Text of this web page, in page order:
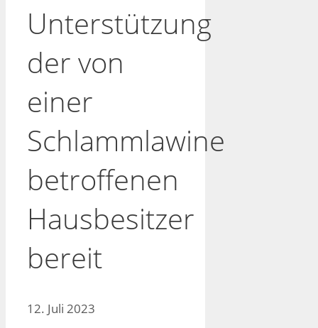
Unterstützung
der von
einer
Schlammlawine
betroffenen
Hausbesitzer
bereit
12. Juli 2023